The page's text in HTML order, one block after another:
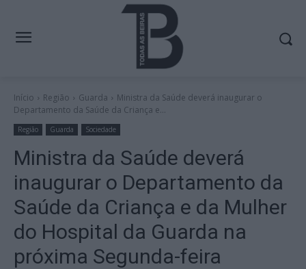
Início Região Guarda
Ministra da Saúde deverá inaugurar o
Departamento da Saúde da Criança e...
Região Guarda Sociedade
Ministra da Saúde deverá
inaugurar o Departamento da
Saúde da Criança e da Mulher
do Hospital da Guarda na
próxima Segunda-feira